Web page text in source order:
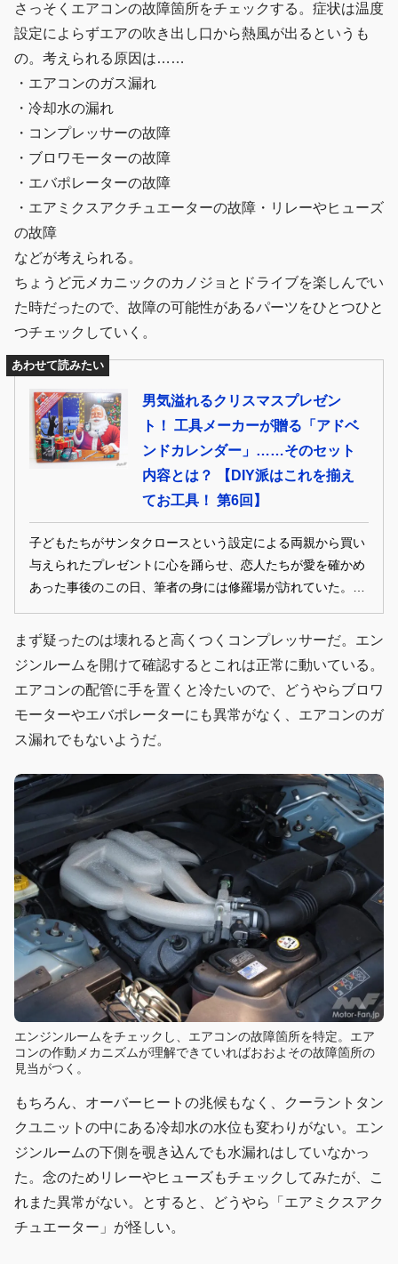
さっそくエアコンの故障箇所をチェックする。症状は温度
設定によらずエアの吹き出し口から熱風が出るというも
の。考えられる原因は……
・エアコンのガス漏れ
・冷却水の漏れ
・コンプレッサーの故障
・ブロワモーターの故障
・エバポレーターの故障
・エアミクスアクチュエーターの故障・リレーやヒューズ
の故障
などが考えられる。
ちょうど元メカニックのカノジョとドライブを楽しんでい
た時だったので、故障の可能性があるパーツをひとつひと
つチェックしていく。
あわせて読みたい
男気溢れるクリスマスプレゼン
ト！ 工具メーカーが贈る「アドベ
ンドカレンダー」……そのセット
内容とは？ 【DIY派はこれを揃え
てお工具！ 第6回】
子どもたちがサンタクロースという設定による両親から買い
与えられたプレゼントに心を踊らせ、恋人たちが愛を確かめ
あった事後のこの日、筆者の身には修羅場が訪れていた。な
ぜそんなことになったのか？ その原因は筆者が彼女へのク
リスマスプレゼントに選んだWeraアドベンドカレンダー
2022年度版にあった。今回はことの顛末を語るとともに、製
品についても解説することににしよう。
まず疑ったのは壊れると高くつくコンプレッサーだ。エン
ジンルームを開けて確認するとこれは正常に動いている。
エアコンの配管に手を置くと冷たいので、どうやらブロワ
モーターやエバポレーターにも異常がなく、エアコンのガ
ス漏れでもないようだ。
エンジンルームをチェックし、エアコンの故障箇所を特定。エア
コンの作動メカニズムが理解できていればおおよその故障箇所の
見当がつく。
もちろん、オーバーヒートの兆候もなく、クーラントタン
クユニットの中にある冷却水の水位も変わりがない。エン
ジンルームの下側を覗き込んでも水漏れはしていなかっ
た。念のためリレーやヒューズもチェックしてみたが、こ
れまた異常がない。とすると、どうやら「エアミクスアク
チュエーター」が怪しい。